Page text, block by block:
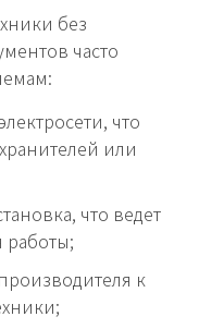
без
часто
что
или
что ведет
к